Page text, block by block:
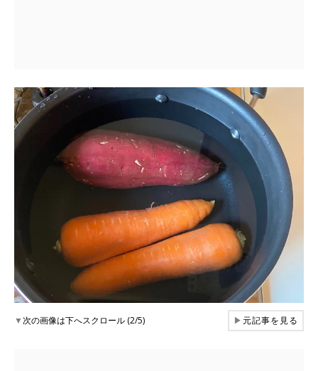
▼次の画像は下へスクロール (2/5) ▶元記事を見る